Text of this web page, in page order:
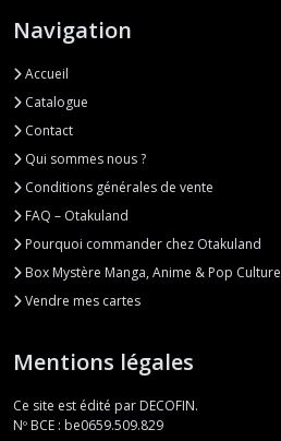
Navigation
Accueil
Catalogue
Contact
Qui sommes nous ?
Conditions générales de vente
FAQ – Otakuland
Pourquoi commander chez Otakuland
Box Mystère Manga, Anime & Pop Culture
Vendre mes cartes
Mentions légales
Ce site est édité par DECOFIN.
Nº BCE : be0659.509.829